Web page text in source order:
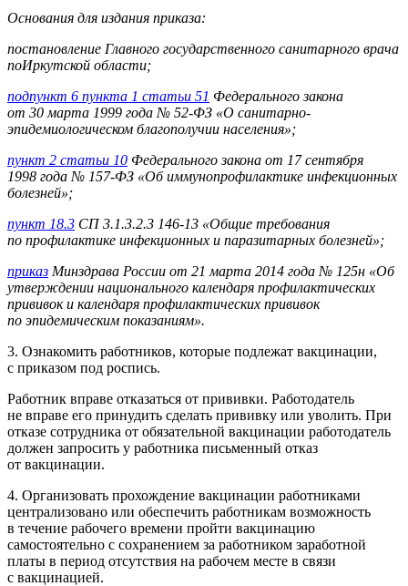
Основания для издания приказа:
постановление Главного государственного санитарного врача
поИркутской области;
подпункт 6 пункта 1 статьи 51 Федерального закона
от 30 марта 1999 года № 52-ФЗ «О санитарно-
эпидемиологическом благополучии населения»;
пункт 2 статьи 10 Федерального закона от 17 сентября
1998 года № 157-ФЗ «Об иммунопрофилактике инфекционных
болезней»;
пункт 18.3 СП 3.1.3.2.3 146-13 «Общие требования
по профилактике инфекционных и паразитарных болезней»;
приказ Минздрава России от 21 марта 2014 года № 125н «Об
утверждении национального календаря профилактических
прививок и календаря профилактических прививок
по эпидемическим показаниям».
3. Ознакомить работников, которые подлежат вакцинации,
с приказом под роспись.
Работник вправе отказаться от прививки. Работодатель
не вправе его принудить сделать прививку или уволить. При
отказе сотрудника от обязательной вакцинации работодатель
должен запросить у работника письменный отказ
от вакцинации.
4. Организовать прохождение вакцинации работниками
централизовано или обеспечить работникам возможность
в течение рабочего времени пройти вакцинацию
самостоятельно с сохранением за работником заработной
платы в период отсутствия на рабочем месте в связи
с вакцинацией.